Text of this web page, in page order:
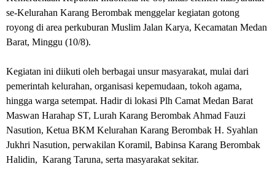
se-Kelurahan Karang Berombak menggelar kegiatan gotong
royong di area perkuburan Muslim Jalan Karya, Kecamatan Medan
Barat, Minggu (10/8).
Kegiatan ini diikuti oleh berbagai unsur masyarakat, mulai dari
pemerintah kelurahan, organisasi kepemudaan, tokoh agama,
hingga warga setempat. Hadir di lokasi Plh Camat Medan Barat
Maswan Harahap ST, Lurah Karang Berombak Ahmad Fauzi
Nasution, Ketua BKM Kelurahan Karang Berombak H. Syahlan
Jukhri Nasution, perwakilan Koramil, Babinsa Karang Berombak
Halidin, Karang Taruna, serta masyarakat sekitar.